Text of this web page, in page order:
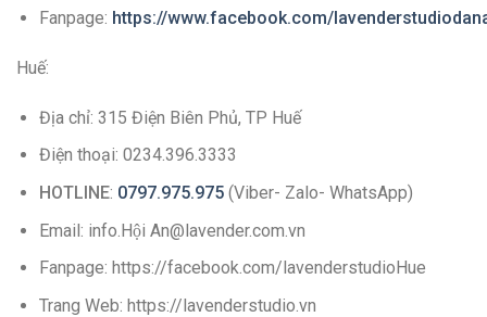
Fanpage: https://www.facebook.com/
Huế:
Địa chỉ: 315 Điện Biên Phủ, TP Huế
Điện thoại: 0234.396.3333
HOTLINE: 0797.975.975(Viber- Zalo- WhatsApp)
Email: info.Hội An@lavender.com.vn
Fanpage: https://facebook.com/lavenderstudioHue
Trang Web: https://lavenderstudio.vn